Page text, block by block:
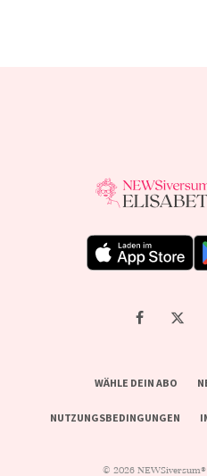
WÄHLE DEIN ABO
NUTZUNGSBEDINGUNGEN
© 2026